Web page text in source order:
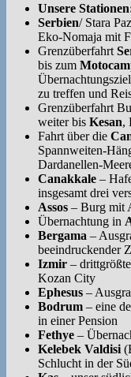
Unsere
Serbien/ Stara
Eko-Nomaja mit
Grenzüberfahrt
bis zum
zu treffen und
Grenzüberfahrt
weiter bis Kesan,
Fahrt über die
Spannweiten-
Dardanellen-
Canakkale –
insgesamt drei
Assos – Burg mit
Übernachtung in
Bergama –
beeindruckender
Izmir –
Kozan City
Ephesus –
Bodrum – eine
in einer Pension
Fethye –
Kelebek Valdisi
Schlucht in der